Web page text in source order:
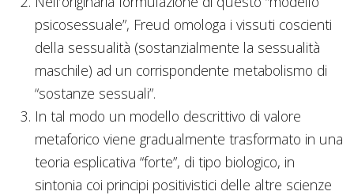
psicosessuale”, Freud omologa i vissuti coscienti
della sessualità (sostanzialmente la sessualità
maschile) ad un corrispondente metabolismo di
“sostanze sessuali”.
In tal modo un modello descrittivo di valore
metaforico viene gradualmente trasformato in una
teoria esplicativa “forte”, di tipo biologico, in
sintonia coi principi positivistici delle altre scienze